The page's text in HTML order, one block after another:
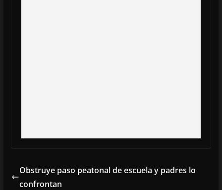
Obstruye paso peatonal de escuela y padres lo
confrontan